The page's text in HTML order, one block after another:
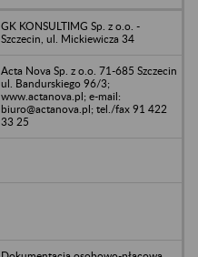
GK KONSULTIMG Sp. z o.o. -
Szczecin, ul. Mickiewicza 34
Acta Nova Sp. z o.o. 71-685 Szczecin
ul. Bandurskiego 96/3;
www.actanova.pl; e-mail:
biuro@actanova.pl; tel./fax 91 422
33 25